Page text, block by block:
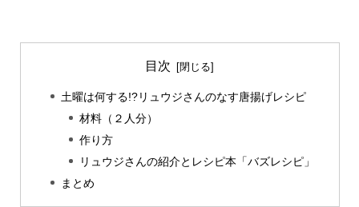
目次
土曜は何する!?リュウジさんのなす唐揚げレシピ
材料（２人分）
作り方
リュウジさんの紹介とレシピ本「バズレシピ」
まとめ